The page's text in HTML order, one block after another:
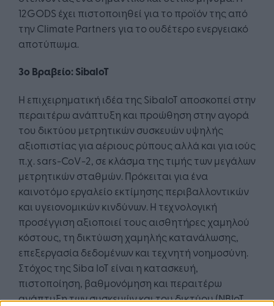
12GODS έχει πιστοποιηθεί για το προϊόν της από
την Climate Partners για το ουδέτερο ενεργειακό
αποτύπωμα.
3ο Βραβείο: SibaIoT
Η επιχειρηματική ιδέα της SibaIoT αποσκοπεί στην
περαιτέρω ανάπτυξη και προώθηση στην αγορά
του δικτύου μετρητικών συσκευών υψηλής
αξιοπιστίας για αέριους ρύπους αλλά και για ιούς
π.χ. sars-CoV-2, σε κλάσμα της τιμής των μεγάλων
μετρητικών σταθμών. Πρόκειται για ένα
καινοτόμο εργαλείο εκτίμησης περιβαλλοντικών
και υγειονομικών κινδύνων. Η τεχνολογική
προσέγγιση αξιοποιεί τους αισθητήρες χαμηλού
κόστους, τη δικτύωση χαμηλής κατανάλωσης,
επεξεργασία δεδομένων και τεχνητή νοημοσύνη.
Στόχος της Siba IoT είναι η κατασκευή,
πιστοποίηση, βαθμονόμηση και περαιτέρω
ανάπτυξη των συσκευών και του δικτύου (ΝΒΙοΤ